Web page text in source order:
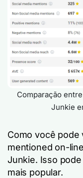
Comparação
Junkie
Como você pode
mentioned on-
Junkie. Isso
mais popular.